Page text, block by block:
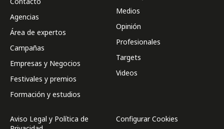
Agencias
Área de expertos
Campañas
Empresas y Negocios
Festivales y premios
Formación y estudios
Medios
Opinión
Profesionales
Targets
Videos
Aviso Legal y Política de
Configurar Cookies